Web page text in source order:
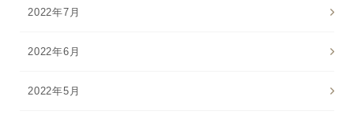
2022年7月
2022年6月
2022年5月